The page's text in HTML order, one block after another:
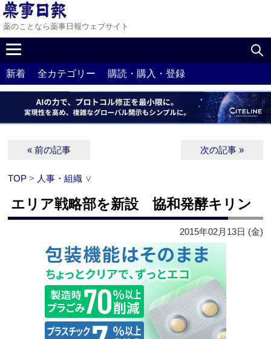
薬のことなら薬事日報ウェブサイト
新着 全カテゴリー 購読・購入・登録
« 前の記事 次の記事 »
TOP > 人事・組織 ∨
エリア戦略部を新設 協和発酵キリン
2015年02月13日 (金)